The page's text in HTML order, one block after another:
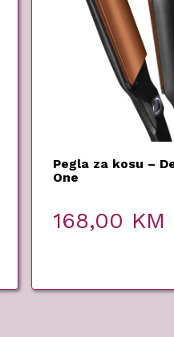
Pegla za kosu –
One
168,00 KM